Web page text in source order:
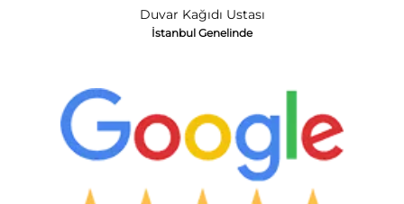
Duvar Kağıdı Ustası
İstanbul Genelinde